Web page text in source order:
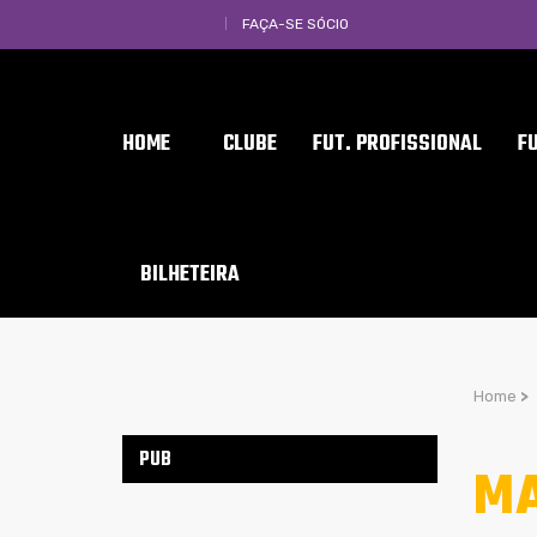
FAÇA-SE SÓCIO
HOME CLUBE FUT. PROFISSIONAL
BILHETEIRA
Home >
PUB